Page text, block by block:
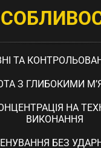
ТА
З ГЛИБОКИМИ
НА
ВИКОНАННЯ
БЕЗ